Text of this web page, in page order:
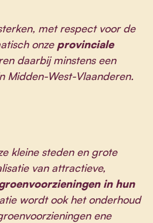
met respect voor de
onze provinciale
daarbij minstens een
Midden-West-Vlaanderen.
kleine steden en grote
van attractieve,
in hun
wordt ook het onderhoud
ene